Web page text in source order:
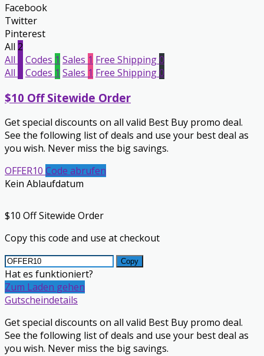
Facebook
Twitter
Pinterest
All 2
All
Codes 1 Sales 1 Free Shipping0
All
Codes 1 Sales 1 Free Shipping0
$10 Off Sitewide Order
Get special discounts on all valid Best Buy promo deal.
See the following list of deals and use your best deal as
you wish. Never miss the big savings.
OFFER10 Code abrufen
Kein Ablaufdatum
$10 Off Sitewide Order
Copy this code and use at checkout
Copy
Hat es funktioniert?
Zum Laden gehen
Gutscheindetails
Get special discounts on all valid Best Buy promo deal.
See the following list of deals and use your best deal as
you wish. Never miss the big savings.